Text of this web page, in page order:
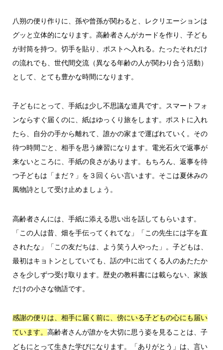
八朔の便り作りに、孫や曾孫が関わると、レクリエーションは
グッと立体的になります。高齢者さんがカードを作り、子ども
が封筒を持つ。切手を貼り、ポストへ入れる。たったそれだけ
の流れでも、世代間交流（異なる年齢の人が関わり合う活動）
として、とても豊かな時間になります。
子どもにとって、手紙は少し不思議な道具です。スマートフォ
ンならすぐ届くのに、紙はゆっくり旅をします。ポストに入れ
たら、自分の手から離れて、誰かの家まで運ばれていく。その
待つ時間ごと、相手を思う練習になります。電光石火で返事が
来ないところに、手紙の良さがあります。もちろん、返事を待
つ子どもは「まだ？」を３回くらい言います。そこは夏休みの
風物詩として受け止めましょう。
高齢者さんには、手紙に添える思い出を話してもらいます。
「この人は昔、畑を手伝ってくれてな」「この先生には字を直
されたな」「この友だちは、よう笑う人やった」。子どもは、
最初はキョトンとしていても、話の中に出てくる人のあたたか
さを少しずつ受け取ります。歴史の教科書には載らない、家族
だけの小さな物語です。
感謝の便りは、相手に届く前に、傍にいる子どもの心にも届い
ています。 高齢者さんが誰かを大切に思う姿を見ることは、子
どもにとって生きた学びになります。「ありがとう」は、言い